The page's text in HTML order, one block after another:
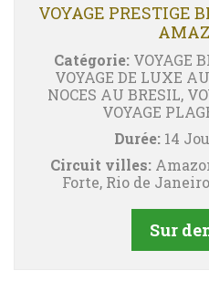
VOYAGE PRESTIGE
Catégorie: VOYAGE
VOYAGE DE LUXE
NOCES AU BRESIL,
VOYAGE
Durée: 14
Circuit villes:
Forte, Rio de
Sur